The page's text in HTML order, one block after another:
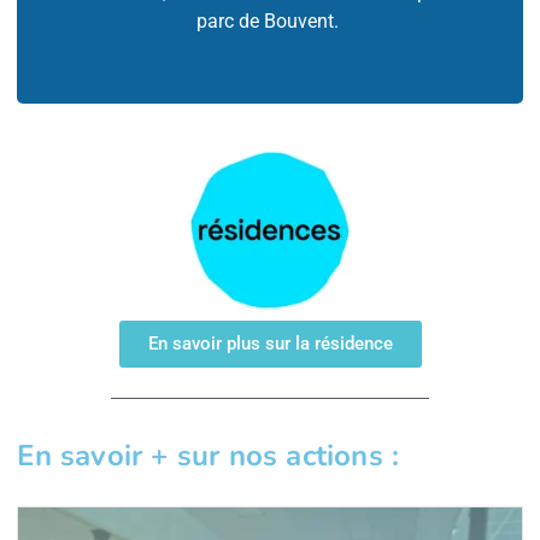
parc de Bouvent.
En savoir plus sur la résidence
En savoir + sur nos actions :